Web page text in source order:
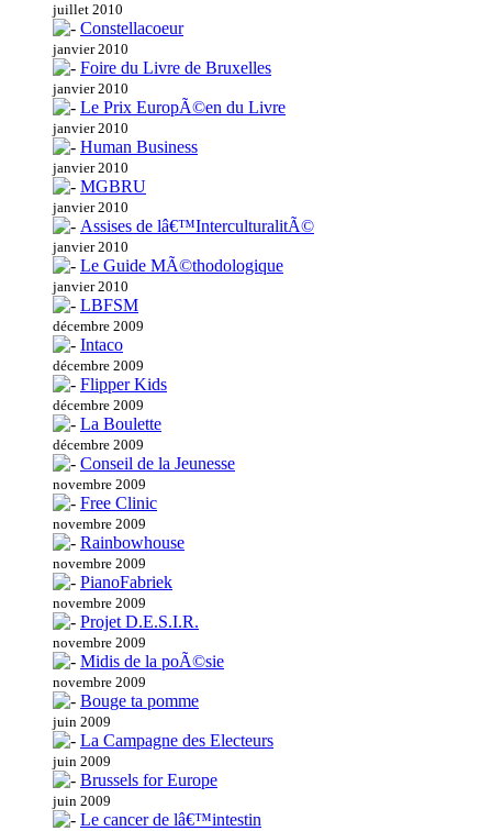
juillet 2010
Constellacoeur
janvier 2010
Foire du Livre de Bruxelles
janvier 2010
Le Prix EuropÃ©en du Livre
janvier 2010
Human Business
janvier 2010
MGBRU
janvier 2010
Assises de lâ€™InterculturalitÃ©
janvier 2010
Le Guide MÃ©thodologique
janvier 2010
LBFSM
décembre 2009
Intaco
décembre 2009
Flipper Kids
décembre 2009
La Boulette
décembre 2009
Conseil de la Jeunesse
novembre 2009
Free Clinic
novembre 2009
Rainbowhouse
novembre 2009
PianoFabriek
novembre 2009
Projet D.E.S.I.R.
novembre 2009
Midis de la poÃ©sie
novembre 2009
Bouge ta pomme
juin 2009
La Campagne des Electeurs
juin 2009
Brussels for Europe
juin 2009
Le cancer de lâ€™intestin